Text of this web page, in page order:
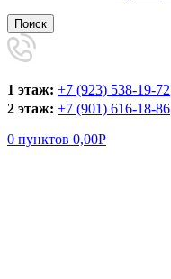
Поиск
1 этаж: +7 (923) 538-19-72
2 этаж: +7 (901) 616-18-86
0 пунктов 0,00Р